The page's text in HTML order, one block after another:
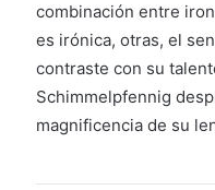
combinación entre
es irónica, otras, el
contraste con su
Schimmelpfennig
magnificencia de su